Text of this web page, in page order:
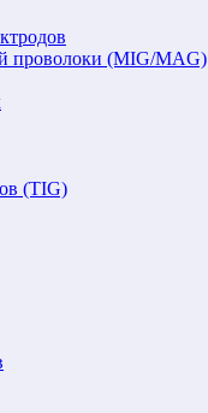
проволоки (MIG/MAG)
(TIG)